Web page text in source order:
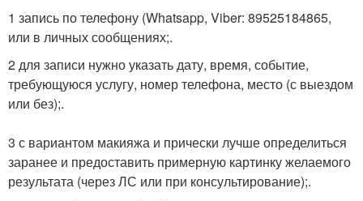
1 запись по телефону (Whatsapp, Viber: 89525184865,
или в личных сообщениях;.
2 для записи нужно указать дату, время, событие,
требующуюся услугу, номер телефона, место (с выездом
или без);.
3 с вариантом макияжа и прически лучше определиться
заранее и предоставить примерную картинку желаемого
результата (через ЛС или при консультирование);.